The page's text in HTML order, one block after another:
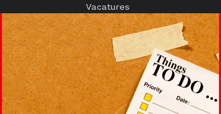
Vacatures